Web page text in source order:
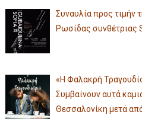
Συναυλία προς τιμήν
Ρωσίδας συνθέτριας
«Η Φαλακρή
Συμβαίνουν αυτά
Θεσσαλονίκη μετά